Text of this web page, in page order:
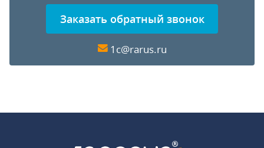
Заказать обратный звонок
1c@rarus.ru